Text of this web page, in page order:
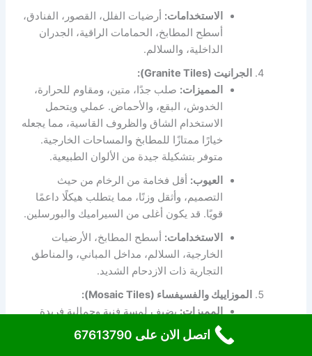
الاستخدامات: أرضيات الفلل، القصور، الفنادق،
أسطح المطابخ، الحمامات الراقية، الجدران
الداخلية، والسلالم.
الجرانيت (Granite Tiles):
المميزات: صلب جدًا، متين، ومقاوم للحرارة،
الخدوش، البقع، والأحماض. عملي ويتحمل
الاستخدام الشاق والظروف القاسية، مما يجعله
خيارًا ممتازًا للمطابخ والمساحات الخارجية.
متوفر بتشكيلة جيدة من الألوان الطبيعية.
العيوب: أقل فخامة من الرخام من حيث
التصميم، وأثقل وزنًا، مما يتطلب هيكلًا داعمًا
قويًا. قد يكون أغلى من السيراميك والبورسلين.
الاستخدامات: أسطح المطابخ، الأرضيات
الخارجية، السلالم، مداخل المباني، والمناطق
التجارية ذات الازدحام الشديد.
الموزاييك والفسيفساء (Mosaic Tiles):
المميزات:يضيف لمسة فنية وجمالية فريدة
للمساحة. يمكن استخدامه لتشكيل لوحات فنية،
أنماط معقدة، أو لإضافة لمسات ديكورية مميزة.
اتصل الان على 67613790